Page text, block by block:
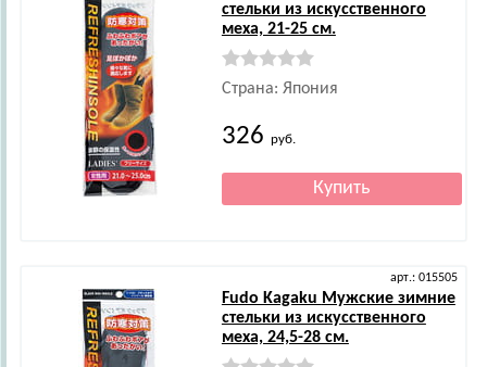
стельки из искусственного
меха, 21-25 см.
Страна: Япония
326 руб.
арт.: 015505
Fudo Kagaku Мужские зимние
стельки из искусственного
меха, 24,5-28 см.